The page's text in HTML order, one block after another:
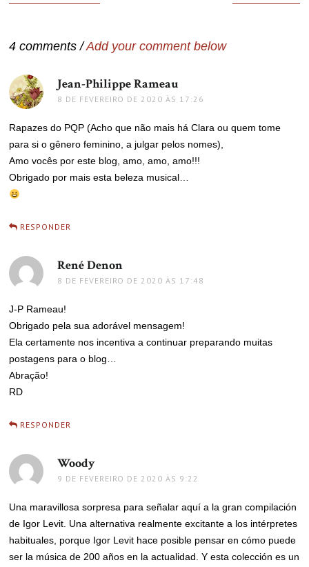
de
4 comments /Add your comment below
Jean-Philippe Rameau
8 DE FEVEREIRO DE 2020 ÀS 17:26
Rapazes do PQP (Acho que não mais há Clara ou quem tome
para si o gênero feminino, a julgar pelos nomes),
Amo vocês por este blog, amo, amo, amo!!!
Obrigado por mais esta beleza musical…
RESPONDER
René Denon
8 DE FEVEREIRO DE 2020 ÀS 17:48
J-P Rameau!
Obrigado pela sua adorável mensagem!
Ela certamente nos incentiva a continuar preparando muitas
postagens para o blog…
Abração!
RD
RESPONDER
Woody
9 DE FEVEREIRO DE 2020 ÀS 9:22
Una maravillosa sorpresa para señalar aquí a la gran compilación
de Igor Levit. Una alternativa realmente excitante a los intérpretes
habituales, porque Igor Levit hace posible pensar en cómo puede
ser la música de 200 años en la actualidad. Y esta colección es un